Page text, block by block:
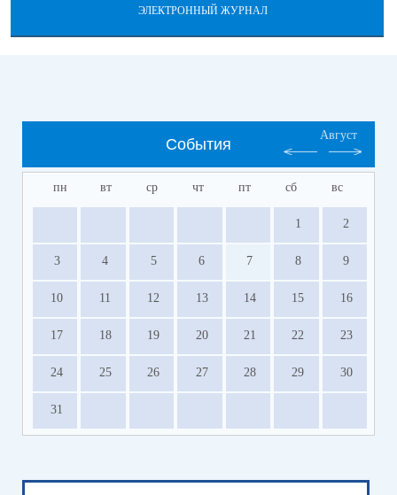
ЭЛЕКТРОННЫЙ ЖУРНАЛ
События
Август
пн вт ср чт пт сб вс
1 2
3 4 5 6 7 8 9
10 11 12 13 14 15 16
17 18 19 20 21 22 23
24 25 26 27 28 29 30
31